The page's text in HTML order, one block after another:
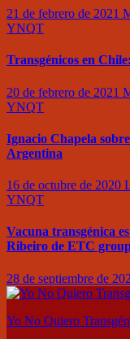
21 de febrero de 2021
YNQT
Transgénicos en
20 de febrero de 2021
YNQT
Ignacio Chapela
Argentina
16 de octubre de 2020
YNQT
Vacuna transgénica
Ribeiro de ETC
28 de septiembre de
Yo No Quiero